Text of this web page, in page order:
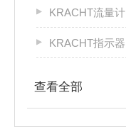
KRACHT流量计
KRACHT指示器
查看全部